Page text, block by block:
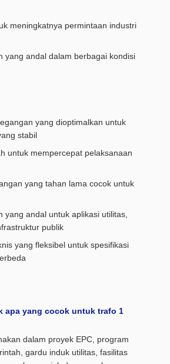
meningkatnya permintaan industri
yang andal dalam berbagai kondisi
yang dioptimalkan untuk
stabil
untuk mempercepat pelaksanaan
yang tahan lama cocok untuk
yang andal untuk aplikasi utilitas,
publik
yang fleksibel untuk spesifikasi
apa yang cocok untuk trafo 1
dalam proyek EPC, program
gardu induk utilitas, fasilitas